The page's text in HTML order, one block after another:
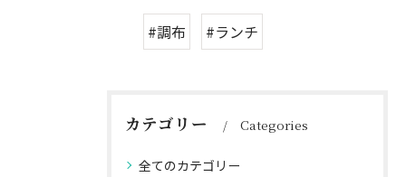
#調布 #ランチ
カテゴリー Categories
全てのカテゴリー